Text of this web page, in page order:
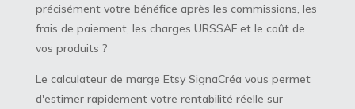
précisément votre bénéfice après les commissions, les
frais de paiement, les charges URSSAF et le coût de
vos produits ?
Le calculateur de marge Etsy SignaCréa vous permet
d'estimer rapidement votre rentabilité réelle sur